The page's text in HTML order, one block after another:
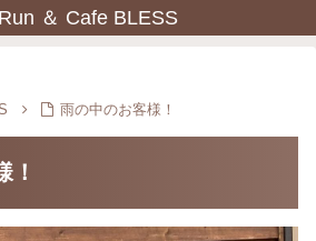
＆ Cafe BLESS
雨の中のお客様！
！